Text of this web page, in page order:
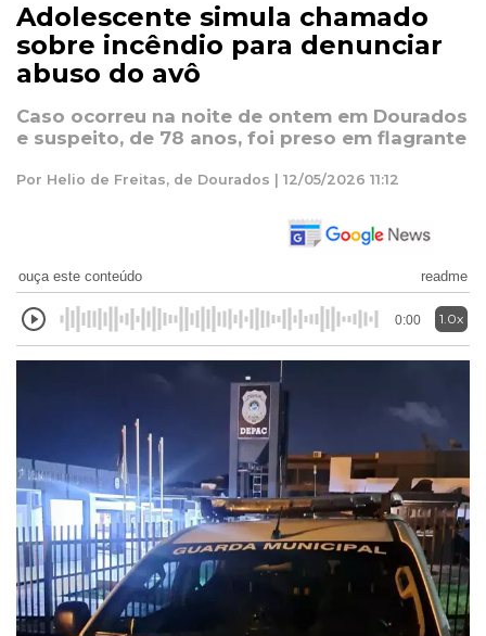
Adolescente simula chamado
sobre incêndio para denunciar
abuso do avô
Caso ocorreu na noite de ontem em Dourados
e suspeito, de 78 anos, foi preso em flagrante
Por Helio de Freitas, de Dourados | 12/05/2026 11:12
ouça este conteúdo readme
0:00 1.0x